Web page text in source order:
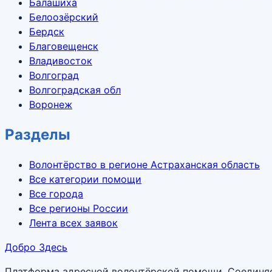
Белоозёрский
Бердск
Благовещенск
Владивосток
Волгоград
Волгоградская обл
Воронеж
Разделы
Волонтёрство в регионе Астраханская область
Все категории помощи
Все города
Все регионы России
Лента всех заявок
Добро Здесь